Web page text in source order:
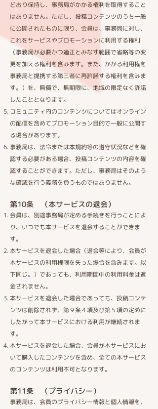
どおり保持し、事務局がかかる権利を取得すること
はありません。ただし、投稿コンテンツのうち一般
に公開されたものに限り、会員は、事務局に対し、
これをサービスやプロモーションに利用する権利
（事務局が必要かつ適正とみなす範囲で省略等の変
更を加える権利を含みます。また、かかる利用権を
事務局と提携する第三者に再許諾する権利を含みま
す。）を、無償で、無期限に、地域の限定なく許諾
したこととなります。
コミュニティ内のコンテンツについてはオンライン
の配信を含めてプロモーション目的で一般に公開す
る場合があります。
事務局は、法令または本規約等の遵守状況などを確
認する必要がある場合、投稿コンテンツの内容を確
認することができます。ただし、事務局はそのよう
な確認を行う義務を負うものではありません。
第10条 （本サービスの退会）​
会員は、別途事務局が定める手続きを行うことによ
り、いつでも本サービスを退会することができま
す。
本サービスを退会した場合（退会等により、会員が
本サービスの利用権限を失った場合を含みます。以
下同じ。）であっても、利用期間中の利用料金は返
金されません。
本サービスを退会した場合であっても、投稿コンテ
ンツは削除されず、第９条４項及び第５項の定めに
したがって本サービスにおける利用が継続されま
す。
本サービスを退会した場合、会員が本サービスにお
いて購入したコンテンツを含め、全ての本サービス
のコンテンツは利用不可となります。
第11条 （プライバシー）​
事務局は、会員のプライバシー情報と個人情報を、